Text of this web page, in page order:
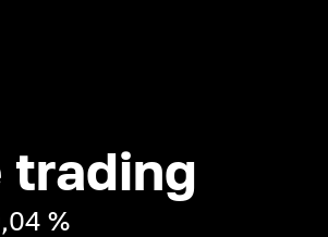
trading
%